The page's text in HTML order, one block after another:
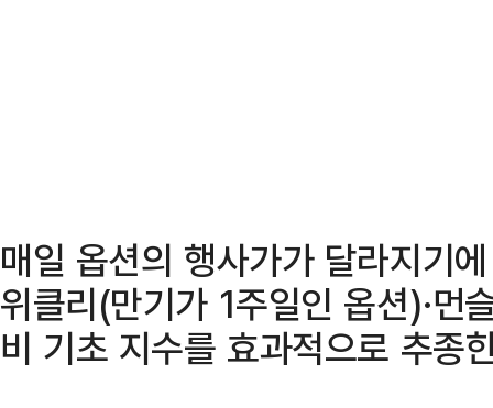
매일 옵션의 행사가가 달라지기
위클리(만기가 1주일인 옵션)·먼
비 기초 지수를 효과적으로 추종